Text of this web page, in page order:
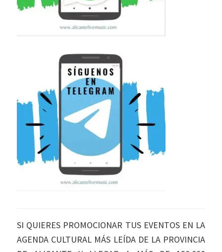
SI QUIERES PROMOCIONAR TUS EVENTOS EN LA
AGENDA CULTURAL MÁS LEÍDA DE LA PROVINCIA